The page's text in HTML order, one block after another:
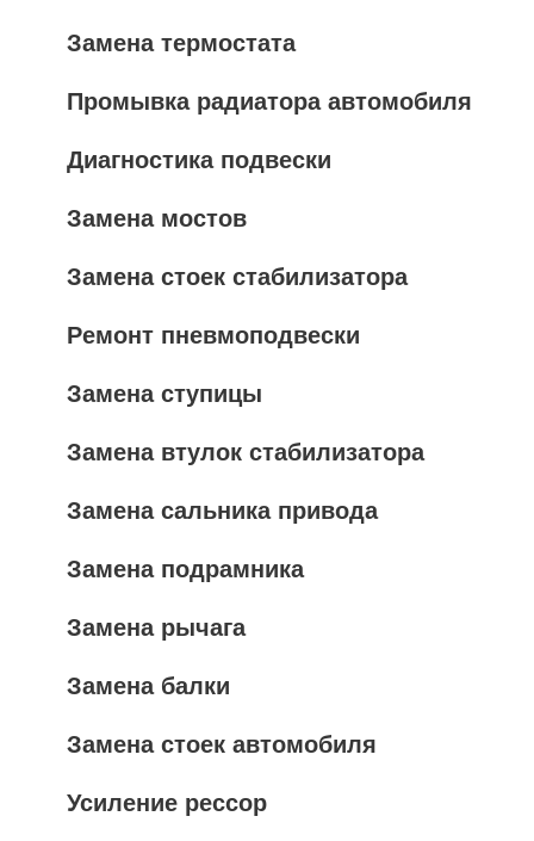
Замена термостата
Промывка радиатора автомобиля
Диагностика подвески
Замена мостов
Замена стоек стабилизатора
Ремонт пневмоподвески
Замена ступицы
Замена втулок стабилизатора
Замена сальника привода
Замена подрамника
Замена рычага
Замена балки
Замена стоек автомобиля
Усиление рессор